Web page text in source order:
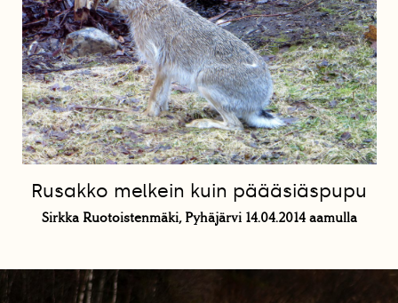
Rusakko melkein kuin päääsiäspupu
Sirkka Ruotoistenmäki, Pyhäjärvi 14.04.2014 aamulla